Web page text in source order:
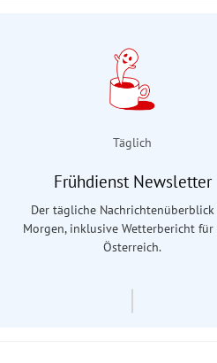
Täglich
Frühdienst Newsletter
Der tägliche Nachrichtenüberblick
Morgen, inklusive Wetterbericht für
Österreich.